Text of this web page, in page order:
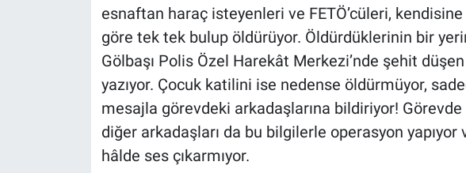
esnaftan haraç isteyenleri ve FETÖ’cüleri,
göre tek tek bulup öldürüyor. Öldürdüklerinin bir
Gölbaşı Polis Özel Harekât Merkezi’nde şehit
yazıyor. Çocuk katilini ise nedense öldürmüyor,
mesajla görevdeki arkadaşlarına bildiriyor!
diğer arkadaşları da bu bilgilerle operasyon
hâlde ses çıkarmıyor.